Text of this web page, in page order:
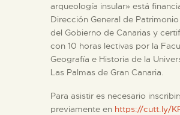
arqueología insular» está
Dirección General de
del Gobierno de Canarias y
con 10 horas lectivas por la
Geografía e Historia de la
Las Palmas de Gran Canaria.
Para asistir es necesario
previamente en https://cutt.ly/